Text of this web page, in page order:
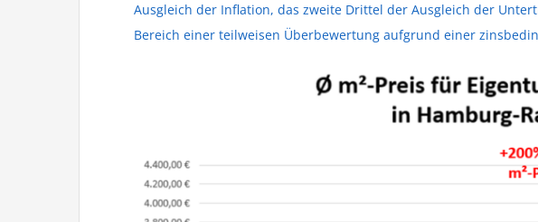
Ausgleich der Inflation, das zweite Drittel der Ausgleich der
Bereich einer teilweisen Überbewertung aufgrund einer